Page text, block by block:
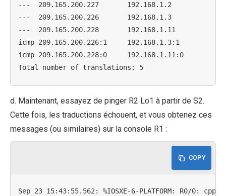
---  209.165.200.227       192.168.1.2
---  209.165.200.226       192.168.1.3
---  209.165.200.228       192.168.1.11
icmp 209.165.200.226:1     192.168.1.3:1
icmp 209.165.200.228:0     192.168.1.11:0
Total number of translations: 5
d. Maintenant, essayez de pinger R2 Lo1 à partir de S2.
Cette fois, les traductions échouent, et vous obtenez ces
messages (ou similaires) sur la console R1 :
COPY
Sep 23 15:43:55.562: %IOSXE-6-PLATFORM: R0/0: